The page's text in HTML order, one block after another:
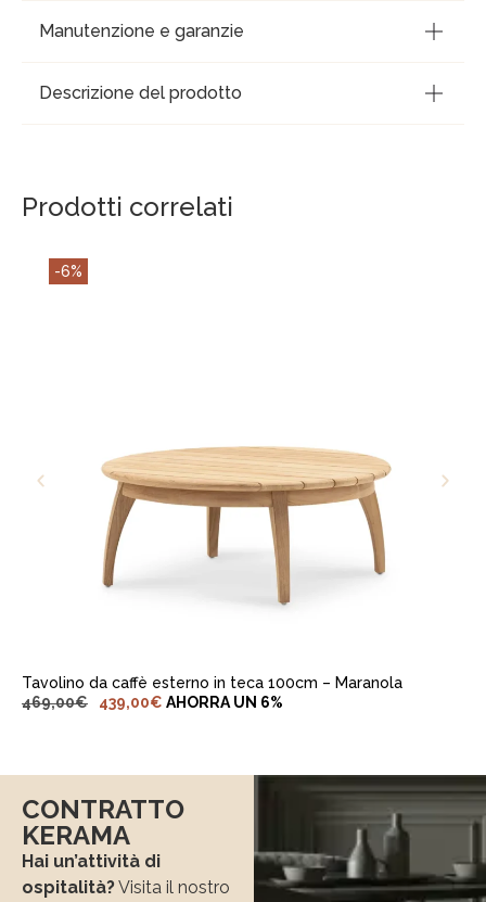
Manutenzione e garanzie
Descrizione del prodotto
Prodotti correlati
-6%
AGGIUNGI AL CARRELLO
Tavolino da caffè esterno in teca 100cm – Maranola
469,00€ 439,00€ AHORRA UN 6%
CONTRATTO
KERAMA
Hai un’attività di
ospitalità?Visita il nostro